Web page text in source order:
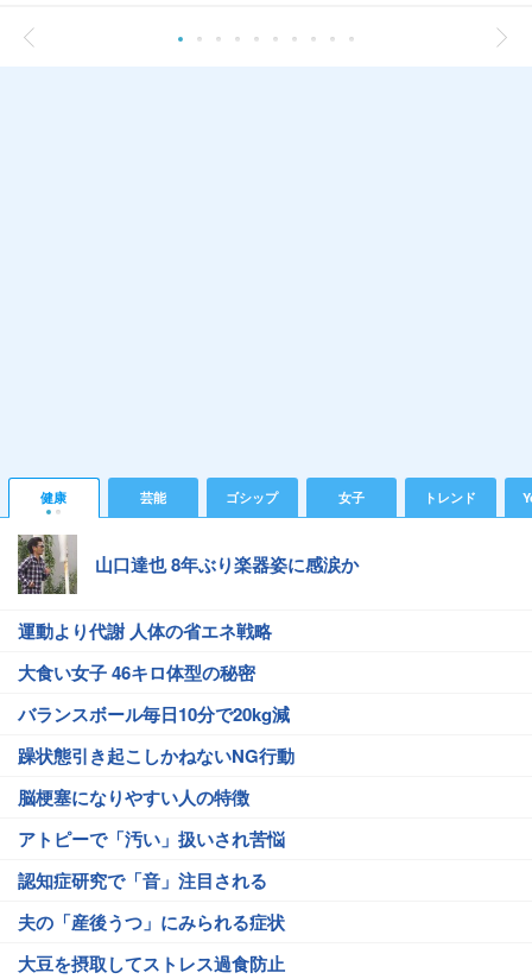
健康 芸能 ゴシップ 女子 トレンド
山口達也 8年ぶり楽器姿に感涙か
運動より代謝 人体の省エネ戦略
大食い女子 46キロ体型の秘密
バランスボール毎日10分で20kg減
躁状態引き起こしかねないNG行動
脳梗塞になりやすい人の特徴
アトピーで「汚い」扱いされ苦悩
認知症研究で「音」注目される
夫の「産後うつ」にみられる症状
大豆を摂取してストレス過食防止